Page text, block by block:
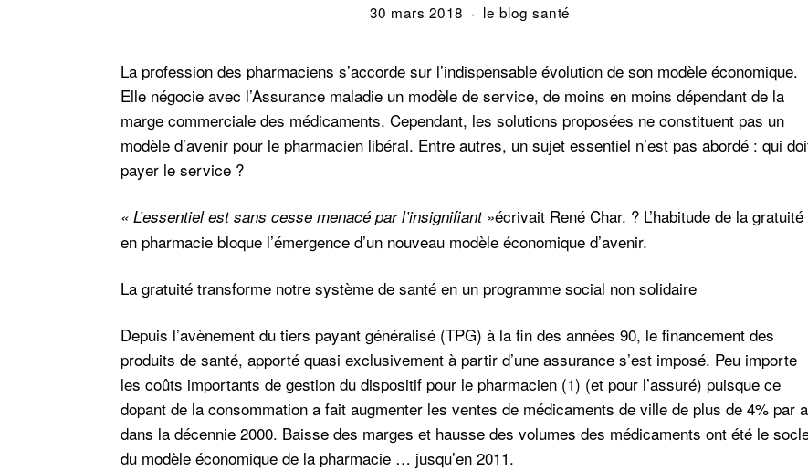
30 mars 2018 le blog santé
La profession des pharmaciens s’accorde sur l’indispensable évolution de son modèle économique.
Elle négocie avec l’Assurance maladie un modèle de service, de moins en moins dépendant de la
marge commerciale des médicaments. Cependant, les solutions proposées ne constituent pas un
modèle d’avenir pour le pharmacien libéral. Entre autres, un sujet essentiel n’est pas abordé : qui
payer le service ?
« L’essentiel est sans cesse menacé par l’insignifiant »écrivait René Char. ? L’habitude de la gratuité
en pharmacie bloque l’émergence d’un nouveau modèle économique d’avenir.
La gratuité transforme notre système de santé en un programme social non solidaire
Depuis l’avènement du tiers payant généralisé (TPG) à la fin des années 90, le financement des
produits de santé, apporté quasi exclusivement à partir d’une assurance s’est imposé. Peu importe
les coûts importants de gestion du dispositif pour le pharmacien (1) (et pour l’assuré) puisque ce
dopant de la consommation a fait augmenter les ventes de médicaments de ville de plus de 4% par
dans la décennie 2000. Baisse des marges et hausse des volumes des médicaments ont été le
du modèle économique de la pharmacie … jusqu’en 2011.